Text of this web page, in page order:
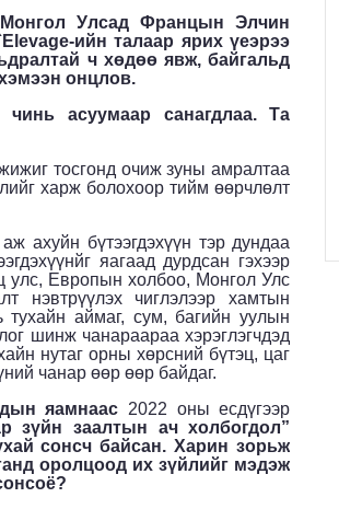
Монгол УлсадФранцын Элчин
ийн талаар ярих үеэрээ
ч хөдөө явж, байгальд
онцлов.
асуумаар санагдлаа. Та
тосгонд очиж зуны амралтаа
харж болохоор тийм өөрчлөлт
ахуйн бүтээгдэхүүн тэр дундаа
яагаад дурдсан гэхээр
улс, Европын холбоо, Монгол Улс
нэвтрүүлэх чиглэлээр хамтын
тухайн аймаг, сум, багийн уулын
шинж чанараараа хэрэглэгчдэд
нутаг орны хөрсний бүтэц, цаг
чанар өөр өөр байдаг.
яамнаас 2022 оны есдүгээр
зүйн заалтын ач холбогдол”
сонсч байсан. Харин зорьж
оролцоод их зүйлийг мэдэж